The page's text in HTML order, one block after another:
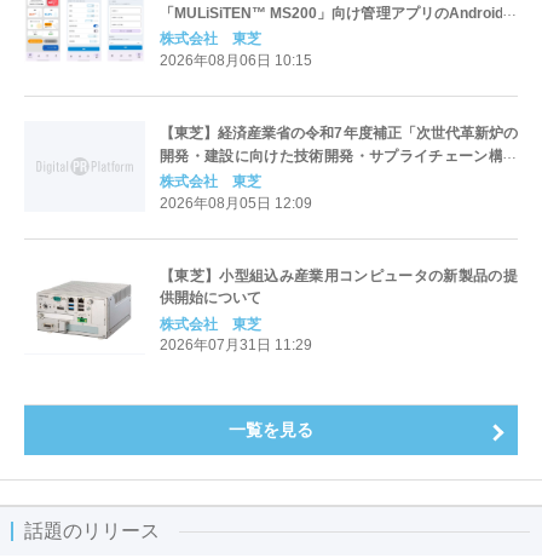
「MULiSiTEN™ MS200」向け管理アプリのAndroid版
を提供開始
株式会社 東芝
2026年08月06日 10:15
【東芝】経済産業省の令和7年度補正「次世代革新炉の
開発・建設に向けた技術開発・サプライチェーン構築
支援事業」に採択
株式会社 東芝
2026年08月05日 12:09
【東芝】小型組込み産業用コンピュータの新製品の提
供開始について
株式会社 東芝
2026年07月31日 11:29
一覧を見る
話題のリリース